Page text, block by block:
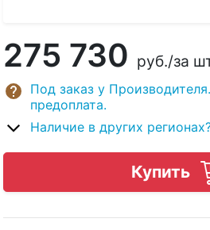
275 730 руб./за
Под заказ у
предоплата.
Наличие в других
Купить